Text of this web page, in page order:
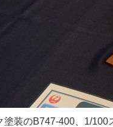
塗装のB747-400、1/100